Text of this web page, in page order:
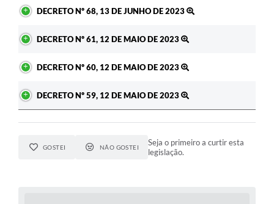
DECRETO Nº 68, 13 DE JUNHO DE 2023
DECRETO Nº 61, 12 DE MAIO DE 2023
DECRETO Nº 60, 12 DE MAIO DE 2023
DECRETO Nº 59, 12 DE MAIO DE 2023
GOSTEI NÃO GOSTEI
Seja o primeiro a curtir esta
legislação.